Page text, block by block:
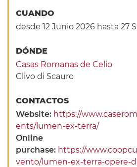
CUANDO
desde 12 Junio 2026 hasta 27
DÓNDE
Casas Romanas de Celio
Clivo di Scauro
CONTACTOS
Website: https://
ents/lumen-ex-terra/
Online
purchase: https://
vento/lumen-ex-terra-opere-